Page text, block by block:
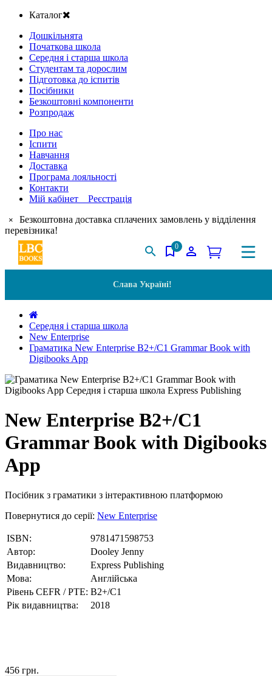
Каталог
Дошкільнята
Початкова школа
Середня і старша школа
Студентам та дорослим
Підготовка до іспитів
Посібники
Безкоштовні компоненти
Розпродаж
Про нас
Іспити
Навчання
Доставка
Програма лояльності
Контакти
Мій кабінет Реєстрація
×
Безкоштовна доставка сплачених замовлень у відділення
перевізника!
0
Слава Україні!
Середня і старша школа
New Enterprise
Граматика New Enterprise B2+/C1 Grammar Book with
Digibooks App
New Enterprise B2+/C1
Grammar Book with Digibooks
App
Посібник з граматики з інтерактивною платформою
Повернутися до серії: New Enterprise
ISBN:
9781471598753
Автор:
Dooley Jenny
Видавництво:
Express Publishing
Мова:
Англійська
Рівень CEFR / PTE: B2+/C1
Рік видавництва:
2018
456 грн.